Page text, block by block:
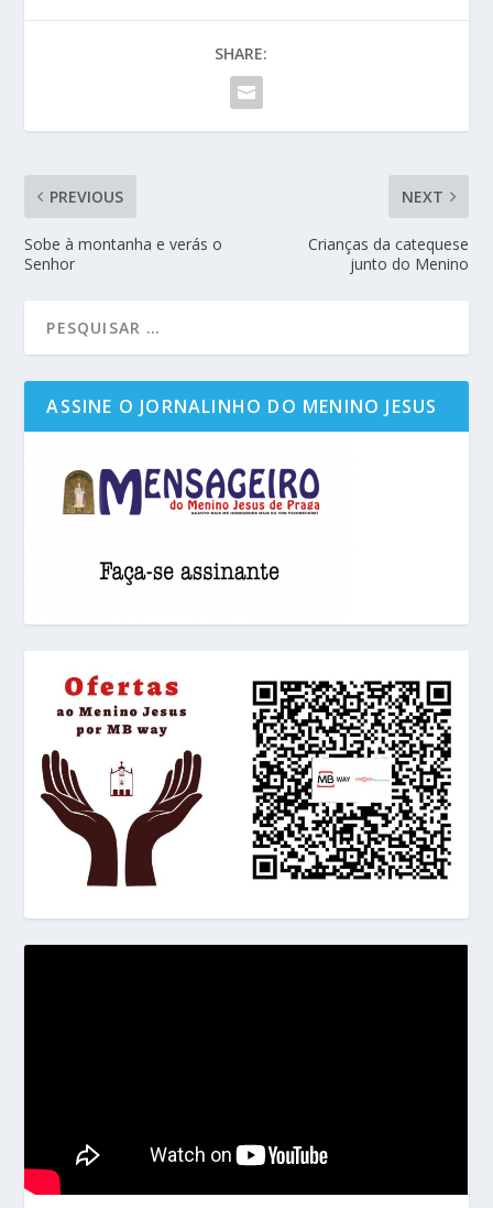
SHARE:
PREVIOUS
Sobe à montanha e verás o
Senhor
NEXT
Crianças da catequese
junto do Menino
ASSINE O JORNALINHO DO MENINO JESUS